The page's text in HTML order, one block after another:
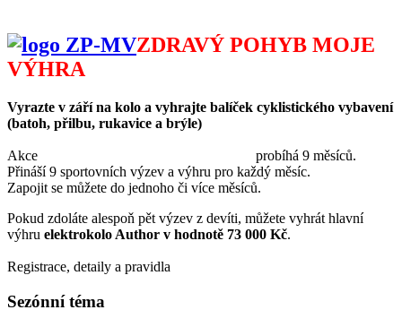
ZDRAVÝ POHYB MOJE
VÝHRA
Vyrazte v září na kolo a vyhrajte balíček cyklistického vybavení
(batoh, přilbu, rukavice a brýle)
Akce
probíhá 9 měsíců.
Přináší 9 sportovních výzev a výhru pro každý měsíc.
Zapojit se můžete do jednoho či více měsíců.
Pokud zdoláte alespoň pět výzev z devíti, můžete vyhrát hlavní
výhru elektrokolo Author v hodnotě 73 000 Kč.
Registrace, detaily a pravidla
Sezónní téma